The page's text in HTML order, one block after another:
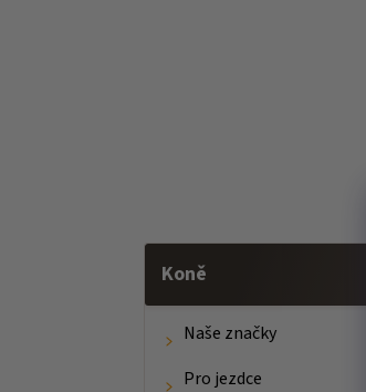
Koně
Naše značky
Pro jezdce